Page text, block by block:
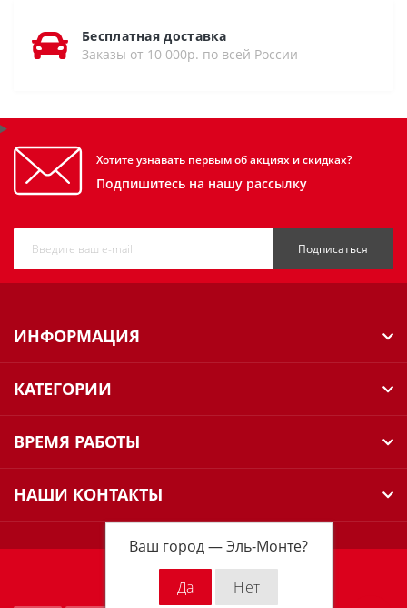
Ваш город —Эль-Монте?
Бесплатная доставка
Заказы от 10 000р. по всей России
Хотите узнавать первым об акциях и скидках?
Подпишитесь на нашу рассылку
Подписаться
ИНФОРМАЦИЯ
КАТЕГОРИИ
ВРЕМЯ РАБОТЫ
НАШИ КОНТАКТЫ
Milwaukee Russia © 2026